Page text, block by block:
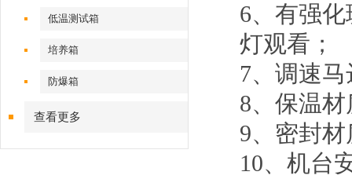
低温测试箱
培养箱
防爆箱
查看更多
6、有强
灯观看；
7、调速
8、保温
9、密封
10、机台